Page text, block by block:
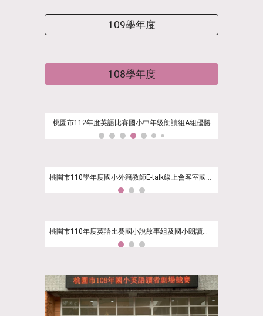
109學年度
108學年度
桃園市112年度英語比賽國小中年級朗讀組A組優勝
桃園市110年度英語比賽國小說故事組及國小朗讀組優勝